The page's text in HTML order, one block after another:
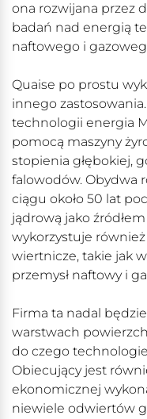
ona rozwijana przez
badań nad energią
naftowego i
Quaise po prostu
innego
technologii energia
pomocą maszyny
stopienia głębokiej,
falowodów. Obydwa
ciągu około 50 lat
jądrową jako
wykorzystuje
wiertnicze, takie jak
przemysł naftowy i
Firma ta nadal
warstwach
do czego
Obiecujący jest
ekonomicznej
niewiele odwiertów